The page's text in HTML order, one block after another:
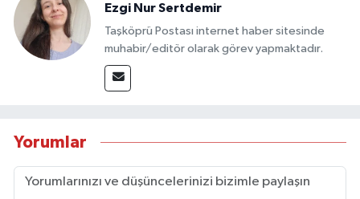
Ezgi Nur Sertdemir
Taşköprü Postası internet haber sitesinde
muhabir/editör olarak görev yapmaktadır.
Yorumlar